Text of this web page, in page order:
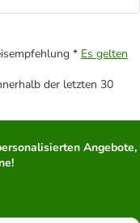
* Es gelten
der letzten 30
Angebote,